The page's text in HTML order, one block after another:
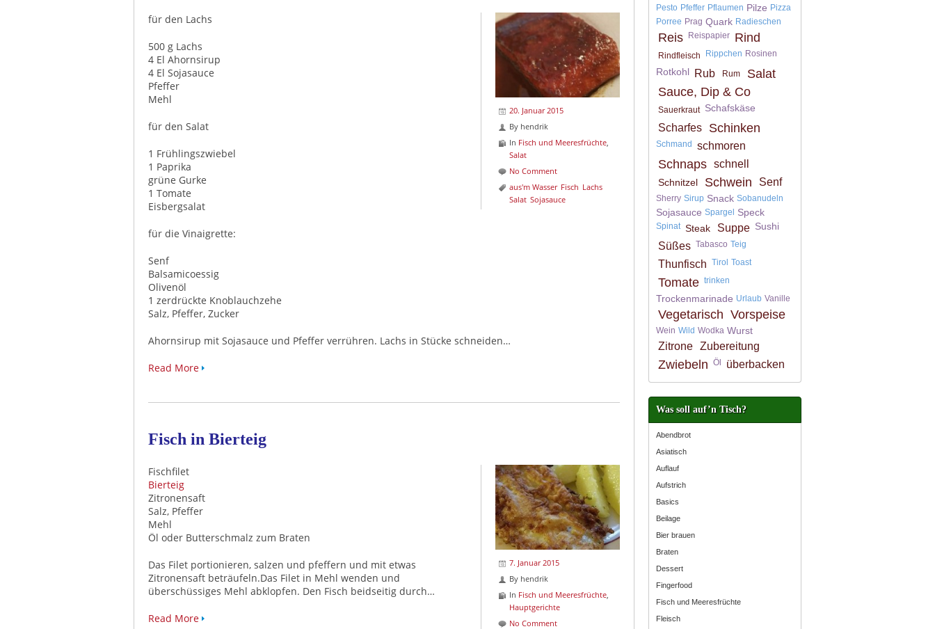
20. Januar 2015
By hendrik
In Fisch und Meeresfrüchte
Salat
No Comment
aus'm Wasser Fisch Lachs
Salat Sojasauce
für den Lachs
500 g Lachs
4 El Ahornsirup
4 El Sojasauce
Pfeffer
Mehl
für den Salat
1 Frühlingszwiebel
1 Paprika
grüne Gurke
1 Tomate
Eisbergsalat
für die Vinaigrette:
Senf
Balsamicoessig
Olivenöl
1 zerdrückte Knoblauchzehe
Salz, Pfeffer, Zucker
Ahornsirup mit Sojasauce und Pfeffer verrühren. Lachs in Stücke schneiden…
Read More
Fisch in Bierteig
7. Januar 2015
By hendrik
In Fisch und Meeresfrüchte
Hauptgerichte
No Comment
Fischfilet
Bierteig
Zitronensaft
Salz, Pfeffer
Mehl
Öl oder Butterschmalz zum Braten
Das Filet portionieren, salzen und pfeffern und mit etwas
Zitronensaft beträufeln.Das Filet in Mehl wenden und
überschüssiges Mehl abklopfen. Den Fisch beidseitig durch…
Read More
Pesto Pfeffer Pflaumen Pilze Pizza
Porree Prag Quark Radieschen
Reis Reispapier Rind
Rindfleisch Rippchen Rosinen
Rotkohl Rub Rum
Salat
Sauce, Dip & Co
Sauerkraut Schafskäse
Scharfes Schinken
Schmand schmoren
Schnaps schnell
Schnitzel Schwein Senf
Sherry Sirup Snack Sobanudeln
Sojasauce Spargel Speck
Spinat Steak Suppe Sushi
Süßes Tabasco Teig
Thunfisch Tirol Toast
Tomate trinken
Trockenmarinade Urlaub Vanille
Vegetarisch Vorspeise
Wein Wild Wodka Wurst
Zitrone Zubereitung
Zwiebeln Öl überbacken
Was soll auf’n Tisch?
Abendbrot
Asiatisch
Auflauf
Aufstrich
Basics
Beilage
Bier brauen
Braten
Dessert
Fingerfood
Fisch und Meeresfrüchte
Fleisch